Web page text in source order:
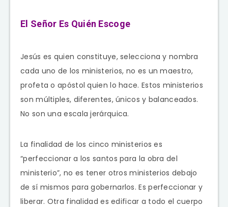
El Señor Es Quién Escoge
Jesús es quien constituye, selecciona y nombra
cada uno de los ministerios, no es un maestro,
profeta o apóstol quien lo hace. Estos ministerios
son múltiples, diferentes, únicos y balanceados.
No son una escala jerárquica.
La finalidad de los cinco ministerios es
“perfeccionar a los santos para la obra del
ministerio”, no es tener otros ministerios debajo
de sí mismos para gobernarlos. Es perfeccionar y
liberar. Otra finalidad es edificar a todo el cuerpo